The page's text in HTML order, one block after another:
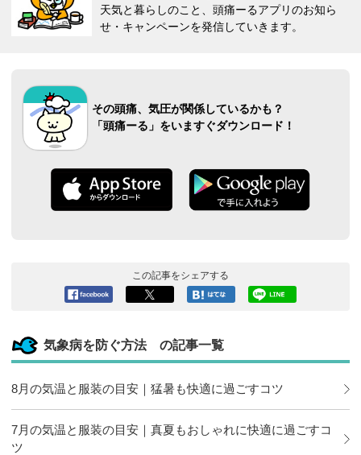
天気と暮らしのこと、頭痛ーるアプリのお知ら
せ・キャンペーンを発信していきます。
その頭痛、気圧が関係しているかも？
「頭痛ーる」をいますぐダウンロード！
この記事をシェアする
ックマー
クに追加
気象病を防ぐ方法 の記事一覧
8月の気温と服装の目安｜猛暑も快適に過ごすコツ
7月の気温と服装の目安｜真夏もおしゃれに快適に過ごすコ
ツ